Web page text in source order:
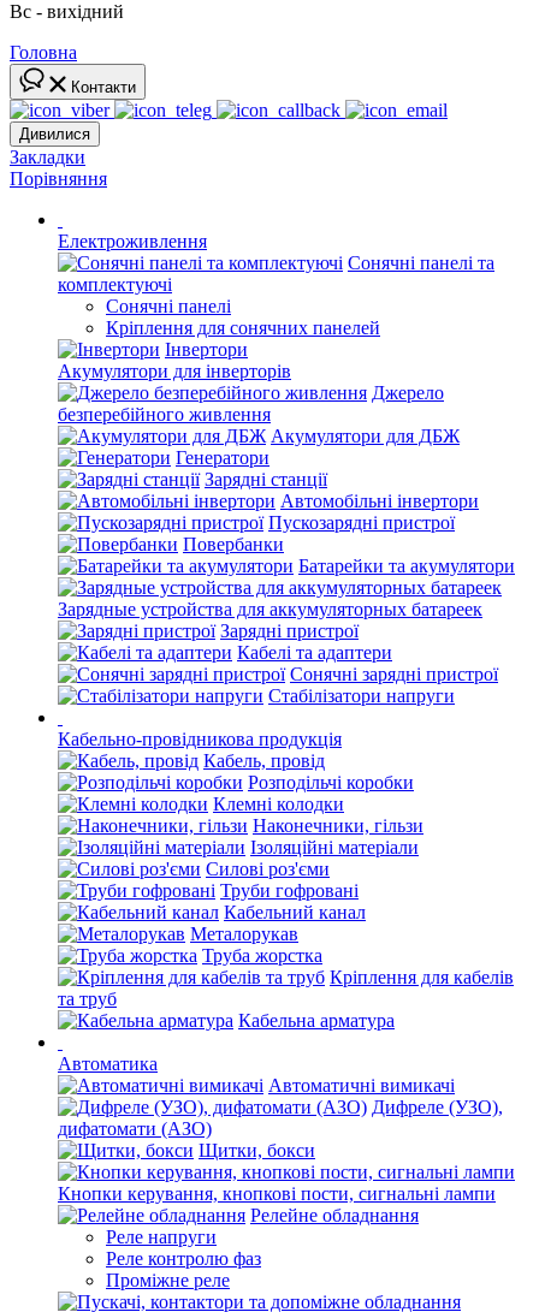
Вс - вихідний
Головна
Контакти
Дивилися
Закладки
Порівняння
Електроживлення
Сонячні панелі та
комплектуючі
Сонячні панелі
Кріплення для сонячних панелей
Інвертори
Акумулятори для інверторів
Джерело
безперебійного живлення
Акумулятори для ДБЖ
Генератори
Зарядні станції
Автомобільні інвертори
Пускозарядні пристрої
Повербанки
Батарейки та акумулятори
Зарядные устройства для аккумуляторных батареек
Зарядні пристрої
Кабелі та адаптери
Сонячні зарядні пристрої
Стабілізатори напруги
Кабельно-провідникова продукція
Кабель, провід
Розподільчі коробки
Клемні колодки
Наконечники, гільзи
Ізоляційні матеріали
Силові роз'єми
Труби гофровані
Кабельний канал
Металорукав
Труба жорстка
Кріплення для кабелів
та труб
Кабельна арматура
Автоматика
Автоматичні вимикачі
Дифреле (УЗО),
дифатомати (АЗО)
Щитки, бокси
Кнопки керування, кнопкові пости, сигнальні лампи
Релейне обладнання
Реле напруги
Реле контролю фаз
Проміжне реле